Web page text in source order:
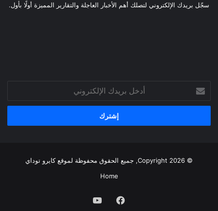
سجّل بريدك الإلكتروني لتصلك أهم الأخبار العاجلة والتقارير المميزة أولًا بأول.
أدخل
بريدك
الإلكتروني
© Copyright 2026, جميع الحقوق محفوظة لموقع
كايرو توداي
Home
فيسبوك